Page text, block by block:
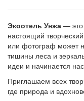
Экоотель Унжа — это
настоящий
или фотограф может
тишины леса и
идеи и начинается
Приглашаем всех
где природа и